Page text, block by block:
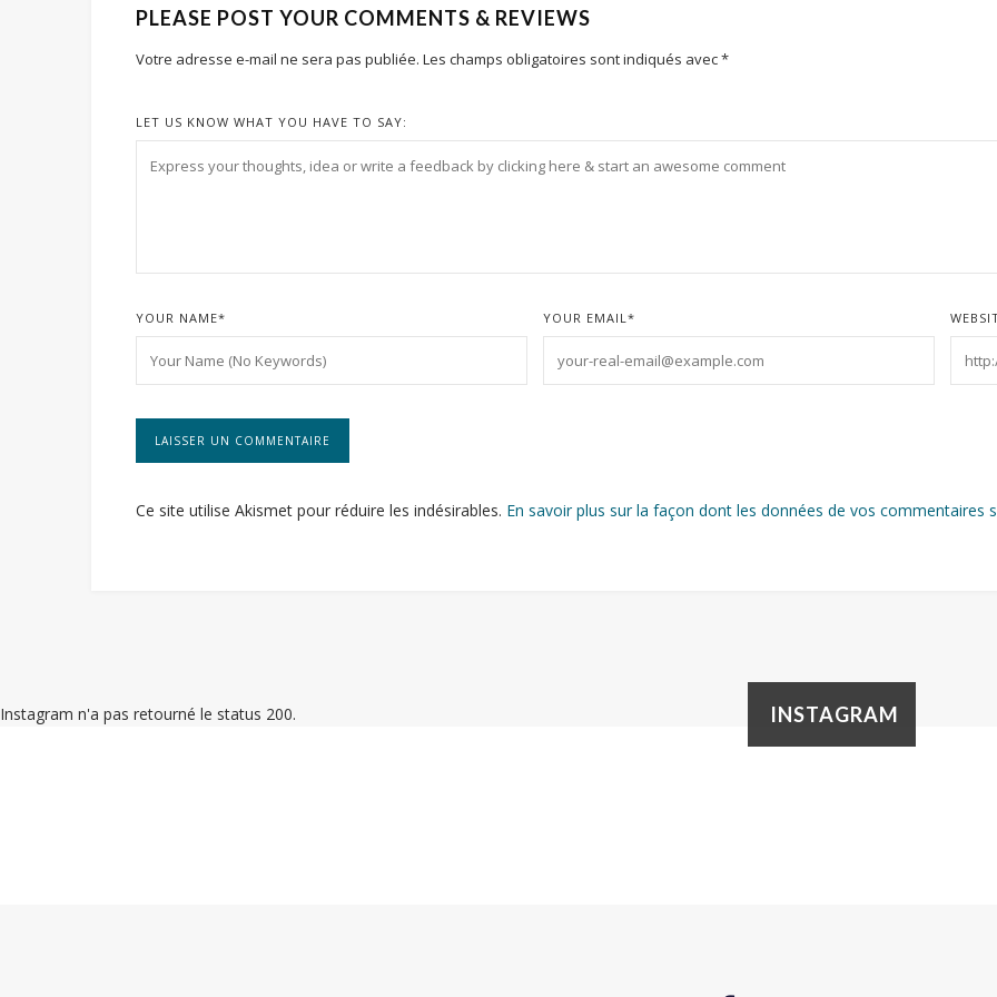
PLEASE POST YOUR COMMENTS & REVIEWS
Votre adresse e-mail ne sera pas publiée. Les champs obligatoires sont indiqués avec*
LET US KNOW WHAT YOU HAVE TO SAY:
YOUR NAME* YOUR EMAIL*
Ce site utilise Akismet pour réduire les indésirables. En savoir plus sur la façon dont les données de vos commentaires
INSTAGRAM
Instagram n'a pas retourné le status 200.